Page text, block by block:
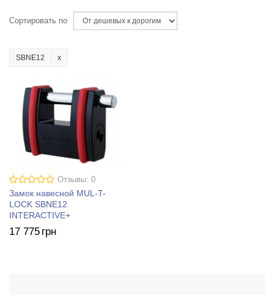
Сортировать по
SBNE12
Отзывы: 0
Замок навесной MUL-T-
LOCK SBNE12
INTERACTIVE+
17 775 грн